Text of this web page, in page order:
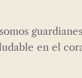
en el